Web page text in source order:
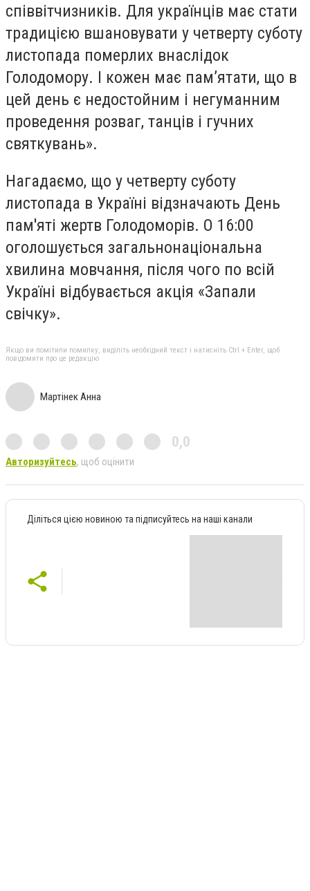
співвітчизників. Для українців має стати
традицією вшановувати у четверту суботу
листопада померлих внаслідок
Голодомору. І кожен має пам’ятати, що в
цей день є недостойним і негуманним
проведення розваг, танців і гучних
святкувань».
Нагадаємо, що у четверту суботу
листопада в Україні відзначають День
пам'яті жертв Голодоморів. О 16:00
оголошується загальнонаціональна
хвилина мовчання, після чого по всій
Україні відбувається акція «Запали
свічку».
Якщо ви помітили помилку, виділіть необхідний текст і натисніть Ctrl + Enter, щоб
повідомити про це редакцію
Мартінек Анна
0,0
Авторизуйтесь, щоб оцінити
Діліться цією новиною та підписуйтесь на наші канали